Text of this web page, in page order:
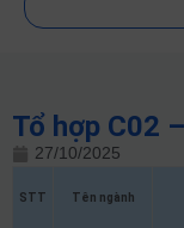
Tổ hợp C02
27/10/2025
STT Tên ngành